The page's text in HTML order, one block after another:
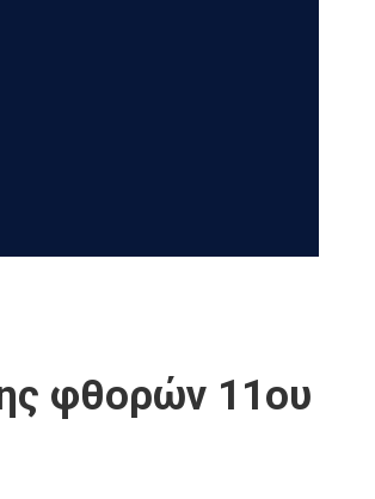
φθορών 11ου